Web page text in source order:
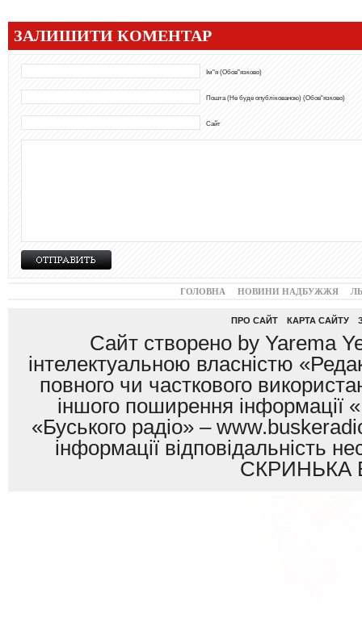
ЗАЛИШИТИ КОМЕНТАР
Ім"я (Обов"язково)
Пошта (Не буде опублікованою) (Обов"язково)
Сайт
ГОЛОВНА НОВИНИ НАДБУЖЖЯ
ПРО САЙТ КАРТА САЙТУ
Сайт створено by Yarema
інтелектуальною власністю
повного чи часткового
іншого поширення інформації
«Буського радіо» –
інформації
СКРИНЬКА